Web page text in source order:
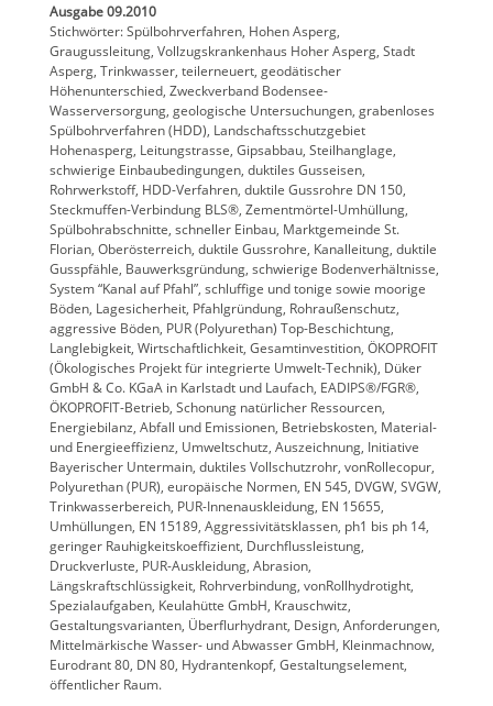
Ausgabe 09.2010
Stichwörter: Spülbohrverfahren, Hohen Asperg,
Graugussleitung, Vollzugskrankenhaus Hoher Asperg, Stadt
Asperg, Trinkwasser, teilerneuert, geodätischer
Höhenunterschied, Zweckverband Bodensee-
Wasserversorgung, geologische Untersuchungen, grabenloses
Spülbohrverfahren (HDD), Landschaftsschutzgebiet
Hohenasperg, Leitungstrasse, Gipsabbau, Steilhanglage,
schwierige Einbaubedingungen, duktiles Gusseisen,
Rohrwerkstoff, HDD-Verfahren, duktile Gussrohre DN 150,
Steckmuffen-Verbindung BLS®, Zementmörtel-Umhüllung,
Spülbohrabschnitte, schneller Einbau, Marktgemeinde St.
Florian, Oberösterreich, duktile Gussrohre, Kanalleitung, duktile
Gusspfähle, Bauwerksgründung, schwierige Bodenverhältnisse,
System “Kanal auf Pfahl”, schluffige und tonige sowie moorige
Böden, Lagesicherheit, Pfahlgründung, Rohraußenschutz,
aggressive Böden, PUR (Polyurethan) Top-Beschichtung,
Langlebigkeit, Wirtschaftlichkeit, Gesamtinvestition, ÖKOPROFIT
(Ökologisches Projekt für integrierte Umwelt-Technik), Düker
GmbH & Co. KGaA in Karlstadt und Laufach, EADIPS®/FGR®,
ÖKOPROFIT-Betrieb, Schonung natürlicher Ressourcen,
Energiebilanz, Abfall und Emissionen, Betriebskosten, Material-
und Energieeffizienz, Umweltschutz, Auszeichnung, Initiative
Bayerischer Untermain, duktiles Vollschutzrohr, vonRollecopur,
Polyurethan (PUR), europäische Normen, EN 545, DVGW, SVGW,
Trinkwasserbereich, PUR-Innenauskleidung, EN 15655,
Umhüllungen, EN 15189, Aggressivitätsklassen, ph1 bis ph 14,
geringer Rauhigkeitskoeffizient, Durchflussleistung,
Druckverluste, PUR-Auskleidung, Abrasion,
Längskraftschlüssigkeit, Rohrverbindung, vonRollhydrotight,
Spezialaufgaben, Keulahütte GmbH, Krauschwitz,
Gestaltungsvarianten, Überflurhydrant, Design, Anforderungen,
Mittelmärkische Wasser- und Abwasser GmbH, Kleinmachnow,
Eurodrant 80, DN 80, Hydrantenkopf, Gestaltungselement,
öffentlicher Raum.